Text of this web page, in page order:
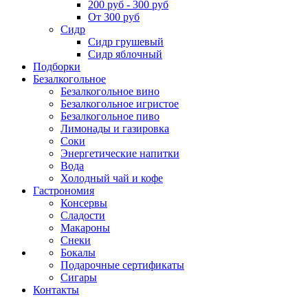
200 руб - 300 руб
От 300 руб
Сидр
Сидр грушевый
Сидр яблочный
Подборки
Безалкогольное
Безалкогольное вино
Безалкогольное игристое
Безалкогольное пиво
Лимонады и газировка
Соки
Энергетические напитки
Вода
Холодный чай и кофе
Гастрономия
Консервы
Сладости
Макароны
Снеки
Бокалы
Подарочные сертификаты
Сигары
Контакты